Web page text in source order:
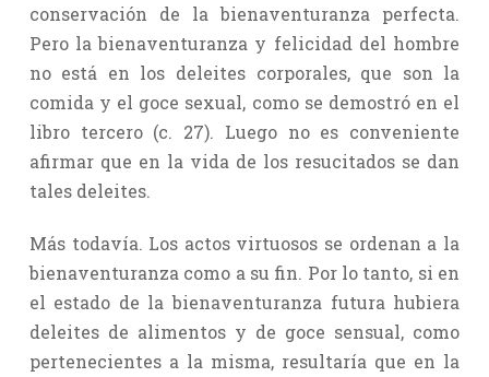
conservación de la bienaventuranza perfecta.
Pero la bienaventuranza y felicidad del hombre
no está en los deleites corporales, que son la
comida y el goce sexual, como se demostró en el
libro tercero (c. 27). Luego no es conveniente
afirmar que en la vida de los resucitados se dan
tales deleites.
Más todavía. Los actos virtuosos se ordenan a la
bienaventuranza como a su fin. Por lo tanto, si en
el estado de la bienaventuranza futura hubiera
deleites de alimentos y de goce sensual, como
pertenecientes a la misma, resultaría que en la